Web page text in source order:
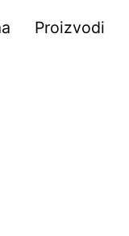
Proizvodi